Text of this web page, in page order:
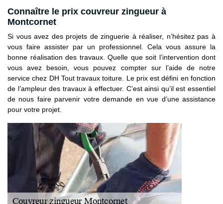
Connaître le prix couvreur zingueur à
Montcornet
Si vous avez des projets de zinguerie à réaliser, n’hésitez pas à
vous faire assister par un professionnel. Cela vous assure la
bonne réalisation des travaux. Quelle que soit l’intervention dont
vous avez besoin, vous pouvez compter sur l’aide de notre
service chez DH Tout travaux toiture. Le prix est défini en fonction
de l’ampleur des travaux à effectuer. C’est ainsi qu’il est essentiel
de nous faire parvenir votre demande en vue d’une assistance
pour votre projet.